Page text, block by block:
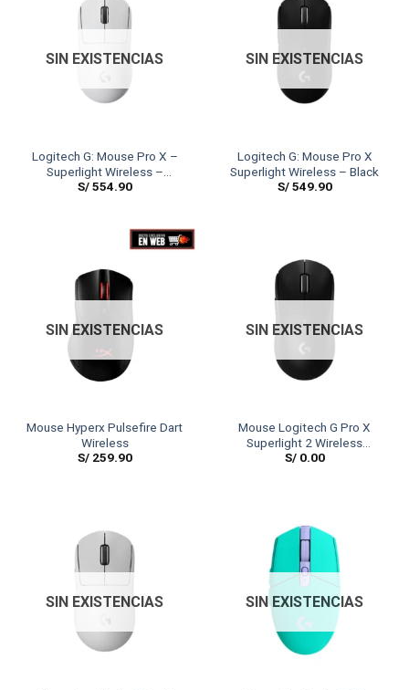
SIN EXISTENCIAS
Logitech G: Mouse Pro X –
Superlight Wireless –
Lightspeed Hero 25K – White
S/554.90
SIN EXISTENCIAS
Logitech G: Mouse Pro X
Superlight Wireless – Black
S/549.90
SIN EXISTENCIAS
Mouse Hyperx Pulsefire Dart
Wireless
S/259.90
SIN EXISTENCIAS
Mouse Logitech G Pro X
Superlight 2 Wireless
Lightspeed Black
S/0.00
SIN EXISTENCIAS SIN EXISTENCIAS